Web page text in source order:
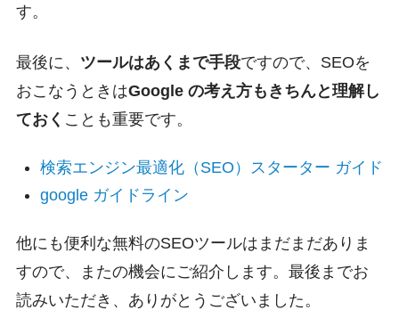
す。
最後に、 ツールはあくまで手段ですので、SEOを
おこなうときはGoogle の考え方もきちんと理解し
ておく ことも重要です。
検索エンジン最適化（SEO）スターター ガイド
google ガイドライン
他にも便利な無料のSEOツールはまだまだありま
すので、またの機会にご紹介します。最後までお
読みいただき、ありがとうございました。